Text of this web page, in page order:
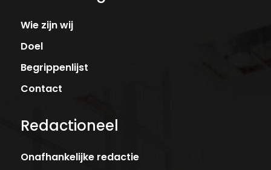
Wie zijn wij
Doel
Begrippenlijst
Contact
Redactioneel
Onafhankelijke redactie